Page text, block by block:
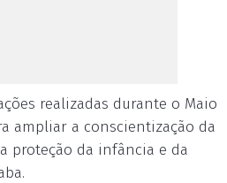
realizadas durante o Maio
ampliar a conscientização da
proteção da infância e da